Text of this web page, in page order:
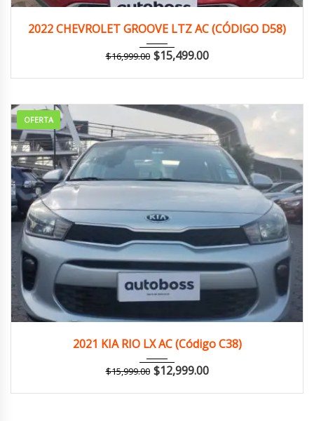
2022 CHEVROLET GROOVE LTZ AC (CÓDIGO D58)
$16,999.00 $15,499.00
OFERTA
2021 KIA RIO LX AC (Código C38)
$15,999.00 $12,999.00